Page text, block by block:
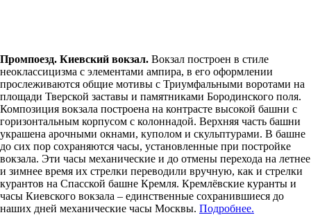
Промпоезд. Киевский вокзал. Вокзал построен в стиле
неоклассицизма с элементами ампира, в его оформлении
прослеживаются общие мотивы с Триумфальными воротами на
площади Тверской заставы и памятниками Бородинского поля.
Композиция вокзала построена на контрасте высокой башни с
горизонтальным корпусом с колоннадой. Верхняя часть башни
украшена арочными окнами, куполом и скульптурами. В башне
до сих пор сохраняются часы, установленные при постройке
вокзала. Эти часы механические и до отмены перехода на летнее
и зимнее время их стрелки переводили вручную, как и стрелки
курантов на Спасской башне Кремля. Кремлёвские куранты и
часы Киевского вокзала – единственные сохранившиеся до
наших дней механические часы Москвы. Подробнее.